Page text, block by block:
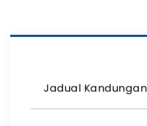
Jadual Kandungan